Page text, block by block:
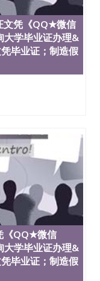
文凭学历办
凭QQ/薇信
学毕业证办理&
毕业证；制造
毕业证明书、
、雅思托福
文凭《QQ★微信
学毕业证办理&
毕业证；制造假
《QQ★微信
学毕业证办理&
毕业证；制造假